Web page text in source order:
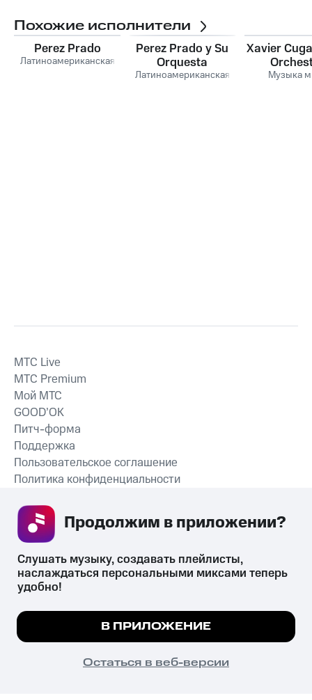
Похожие исполнители
Perez Prado
Латиноамериканская
Perez Prado y Su
Orquesta
Латиноамериканская
Xavier
Музыка
СКАЧАТЬ ПРИЛОЖЕНИЕ
MTС Live
MTС Premium
Мой МТС
GOOD’OK
Питч-форма
Поддержка
Пользовательское соглашение
Политика конфиденциальности
психотропных веществ, их аналогов причиняет вред здоровью,
их незаконный оборот запрещён и влечёт установленную
законодательством ответственность.
© 2026 ООО «КИОН».
Все права защищены
Мы используем куки, чтобы на сайте все
Подробнее
ПОНЯТНО
Слушать музыку, создавать плейлисты,
наслаждаться персональными миксами теперь
удобно!
В ПРИЛОЖЕНИЕ
Остаться в веб-версии